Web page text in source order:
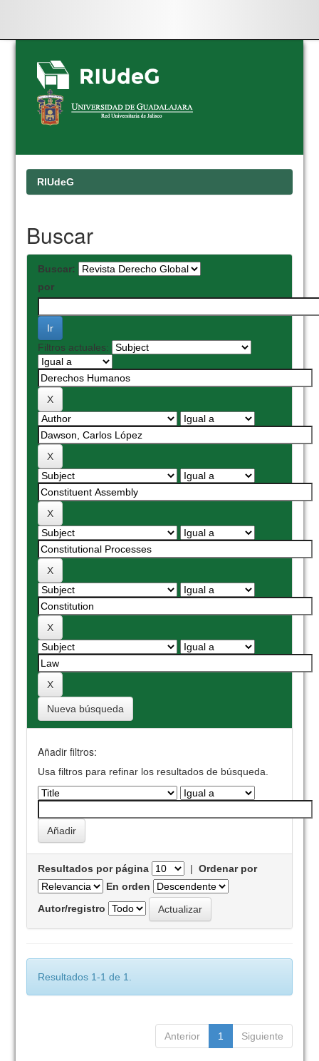
Skip
navigation
RIUdeG
Buscar
Buscar:
por
Filtros actuales:
Nueva búsqueda
Añadir filtros:
Usa filtros para refinar los resultados de búsqueda.
Resultados por página |Ordenar por
En orden
Autor/registro
Resultados 1-1 de 1.
Anterior 1 Siguiente